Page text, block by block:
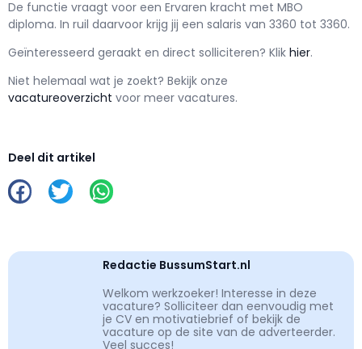
De functie vraagt voor een Ervaren kracht met MBO
diploma. In ruil daarvoor krijg jij een salaris van 3360 tot 3360.
Geïnteresseerd geraakt en direct solliciteren? Klik hier.
Niet helemaal wat je zoekt? Bekijk onze
vacatureoverzicht voor meer vacatures.
Deel dit artikel
Redactie BussumStart.nl
Welkom werkzoeker! Interesse in deze
vacature? Solliciteer dan eenvoudig met
je CV en motivatiebrief of bekijk de
vacature op de site van de adverteerder.
Veel succes!